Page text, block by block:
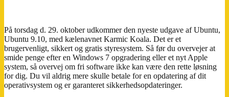
På torsdag d. 29. oktober udkommer den nyeste udgave af Ubuntu,
Ubuntu 9.10, med kælenavnet Karmic Koala. Det er et
brugervenligt, sikkert og gratis styresystem. Så før du overvejer at
smide penge efter en Windows 7 opgradering eller et nyt Apple
system, så overvej om fri software ikke kan være den rette løsning
for dig. Du vil aldrig mere skulle betale for en opdatering af dit
operativsystem og er garanteret sikkerhedsopdateringer.